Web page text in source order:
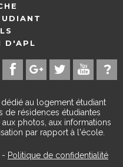
D'APL
au logement étudiant
de résidences étudiantes
photos, aux informations
par rapport à l'école.
- Politique de confidentialité